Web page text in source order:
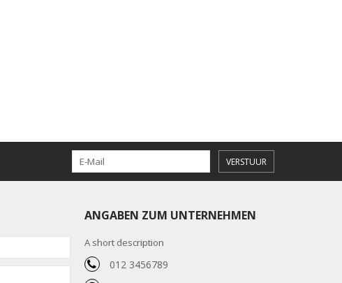
VERSTUUR
ANGABEN ZUM UNTERNEHMEN
A short description
012 3456789